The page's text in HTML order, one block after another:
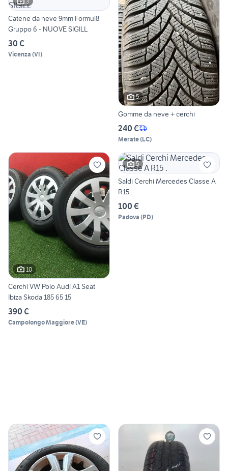
Catene da neve 9mm Formul8
Gruppo 6 - NUOVE SIGILL
30 €
Vicenza (VI)
5
Gomme da neve + cerchi
240 €
Merate(LC)
10
Cerchi VW Polo Audi A1 Seat
Ibiza Skoda 185 65 15
390 €
Campolongo Maggiore(VE)
5
Saldi Cerchi Mercedes Classe A
R15 .
100 €
Padova (PD)